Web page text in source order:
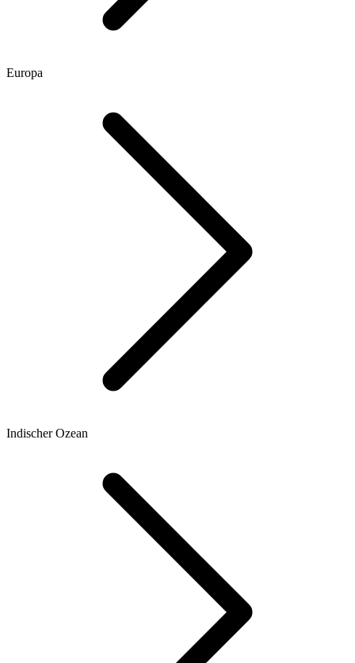
Europa
Indischer Ozean